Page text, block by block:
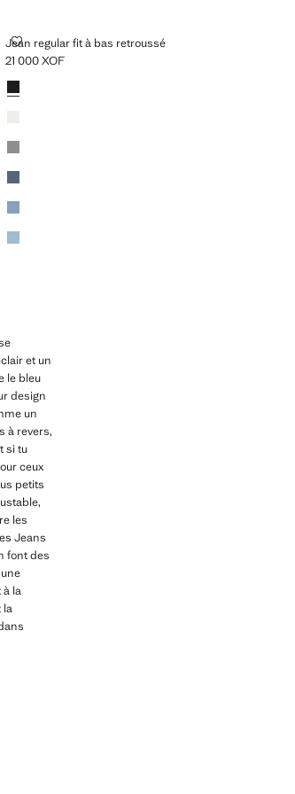
Jean regular fit à bas retroussé
JEAN REGULAR FIT À BAS RETROUSSÉ
Prix actuel [21 000 XOF ]
21 000 XOF
Couleurs
Black denim
Gris denim
Bleu moyen vintage
Bleu moyen
Bleu clair
et un
le bleu
design
un
à revers,
si tu
ceux
petits
les
Jeans
font des
la
la